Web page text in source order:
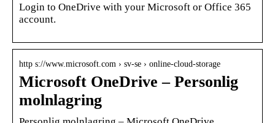
Login to OneDrive with your Microsoft or Office 365
account.
http s://www.microsoft.com › sv-se › online-cloud-storage
Microsoft OneDrive – Personlig
molnlagring